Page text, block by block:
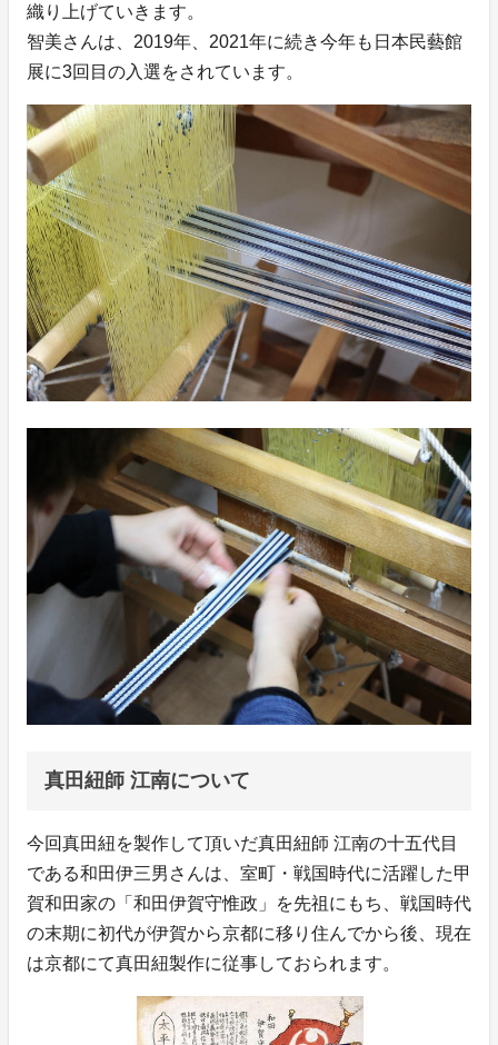
織り上げていきます。
智美さんは、2019年、2021年に続き今年も日本民藝館
展に3回目の入選をされています。
真田紐師 江南について
今回真田紐を製作して頂いだ真田紐師 江南の十五代目
である和田伊三男さんは、室町・戦国時代に活躍した甲
賀和田家の「和田伊賀守惟政」を先祖にもち、戦国時代
の末期に初代が伊賀から京都に移り住んでから後、現在
は京都にて真田紐製作に従事しておられます。